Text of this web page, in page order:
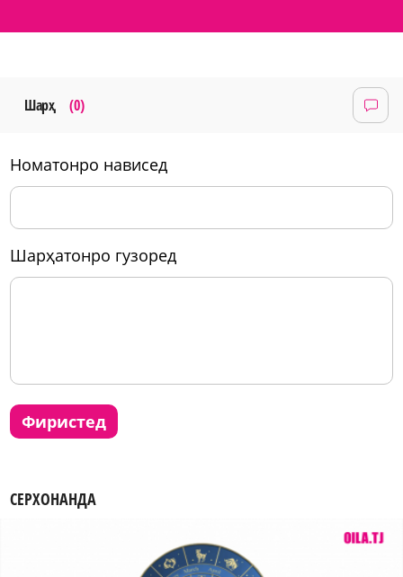
Шарҳ (0)
номатонро нависед
шарҳатонро гузоред
фиристед
СЕРХОНАНДА